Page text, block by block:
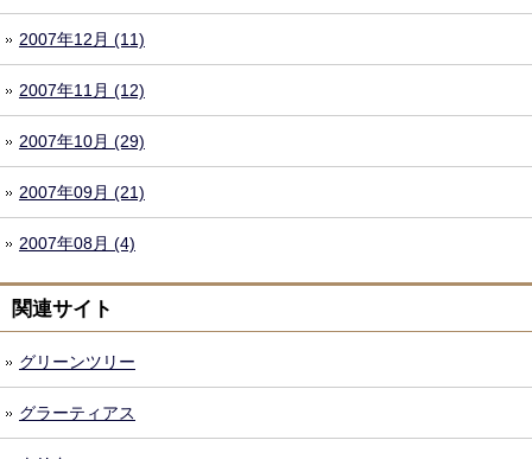
2007年12月 (11)
2007年11月 (12)
2007年10月 (29)
2007年09月 (21)
2007年08月 (4)
関連サイト
グリーンツリー
グラーティアス